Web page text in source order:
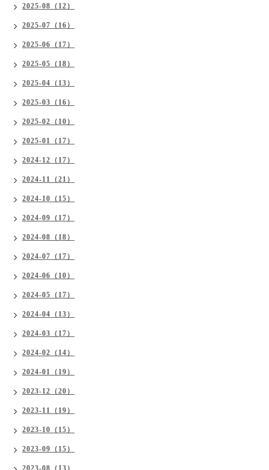
2025-08（12）
2025-07（16）
2025-06（17）
2025-05（18）
2025-04（13）
2025-03（16）
2025-02（10）
2025-01（17）
2024-12（17）
2024-11（21）
2024-10（15）
2024-09（17）
2024-08（18）
2024-07（17）
2024-06（10）
2024-05（17）
2024-04（13）
2024-03（17）
2024-02（14）
2024-01（19）
2023-12（20）
2023-11（19）
2023-10（15）
2023-09（15）
2023-08（13）